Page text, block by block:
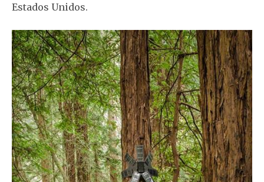
Estados Unidos.